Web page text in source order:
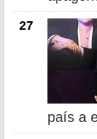
27
país a